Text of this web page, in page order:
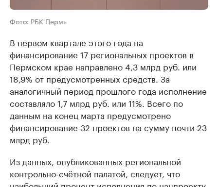
Фото: РБК Пермь
В первом квартале этого года на
финансирование 17 региональных проектов в
Пермском крае направлено 4,3 млрд руб. или
18,9% от предусмотренных средств. За
аналогичный период прошлого года исполнение
составляло 1,7 млрд руб. или 11%. Всего по
данным на конец марта предусмотрено
финансирование 32 проектов на сумму почти 23
млрд руб.
Из данных, опубликованных региональной
контрольно-счётной палатой, следует, что